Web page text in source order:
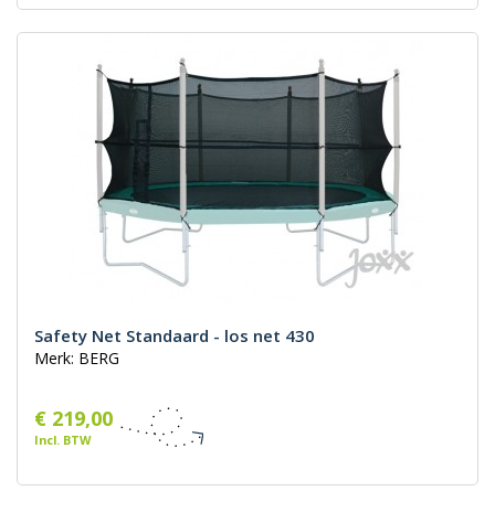
Safety Net Standaard - los net 430
Merk: BERG
€ 219,00
Incl. BTW